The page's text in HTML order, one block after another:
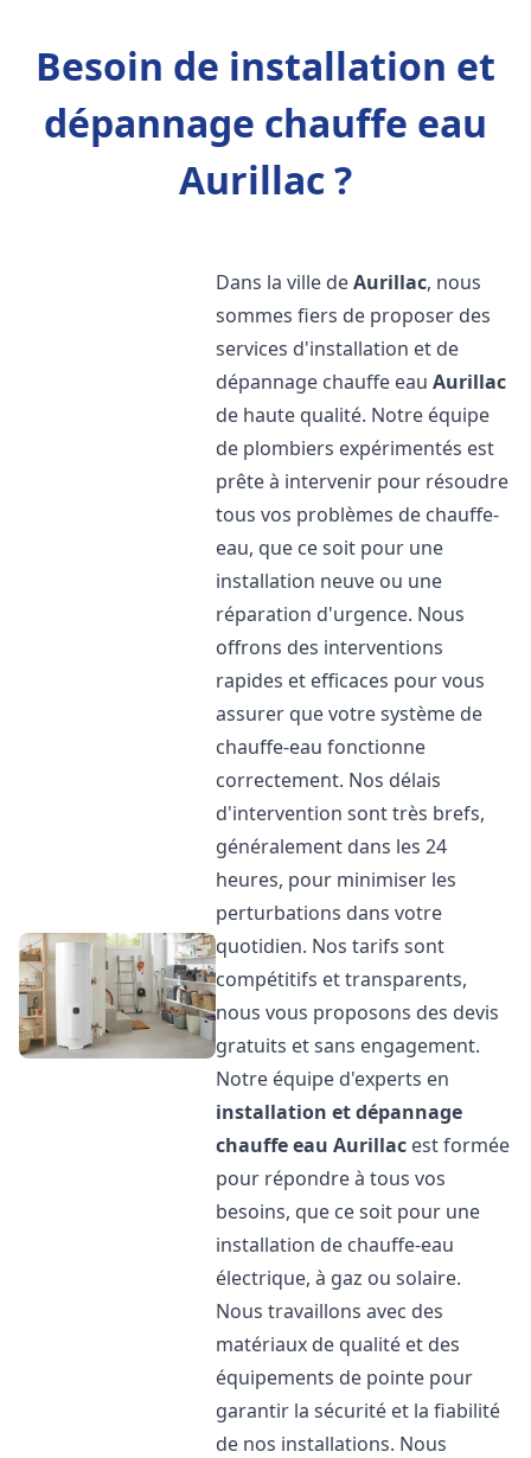
Besoin de installation et
dépannage chauffe eau
Aurillac ?
Dans la ville deAurillac, nous
sommes fiers de proposer des
services d'installation et de
dépannage chauffe eauAurillac
de haute qualité. Notre équipe
de plombiers expérimentés est
prête à intervenir pour résoudre
tous vos problèmes de chauffe-
eau, que ce soit pour une
installation neuve ou une
réparation d'urgence. Nous
offrons des interventions
rapides et efficaces pour vous
assurer que votre système de
chauffe-eau fonctionne
correctement. Nos délais
d'intervention sont très brefs,
généralement dans les 24
heures, pour minimiser les
perturbations dans votre
quotidien. Nos tarifs sont
compétitifs et transparents,
nous vous proposons des devis
gratuits et sans engagement.
Notre équipe d'experts en
installation et dépannage
chauffe eau Aurillac est formée
pour répondre à tous vos
besoins, que ce soit pour une
installation de chauffe-eau
électrique, à gaz ou solaire.
Nous travaillons avec des
matériaux de qualité et des
équipements de pointe pour
garantir la sécurité et la fiabilité
de nos installations. Nous